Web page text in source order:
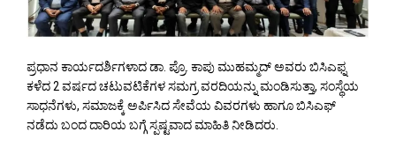
ಪ್ರಧಾನ ಕಾರ್ಯದರ್ಶಿಗಳಾದ ಡಾ. ಪ್ರೊ. ಕಾಪು ಮುಹಮ್ಮದ್ ಅವರು ಬಿಸಿಎಫ್ನ
ಕಳೆದ 2 ವರ್ಷದ ಚಟುವಟಿಕೆಗಳ ಸಮಗ್ರ ವರದಿಯನ್ನು ಮಂಡಿಸುತ್ತಾ, ಸಂಸ್ಥೆಯ
ಸಾಧನೆಗಳು, ಸಮಾಜಕ್ಕೆ ಅರ್ಪಿಸಿದ ಸೇವೆಯ ವಿವರಗಳು ಹಾಗೂ ಬಿಸಿಎಫ್
ನಡೆದು ಬಂದ ದಾರಿಯ ಬಗ್ಗೆ ಸ್ಪಷ್ಟವಾದ ಮಾಹಿತಿ ನೀಡಿದರು.